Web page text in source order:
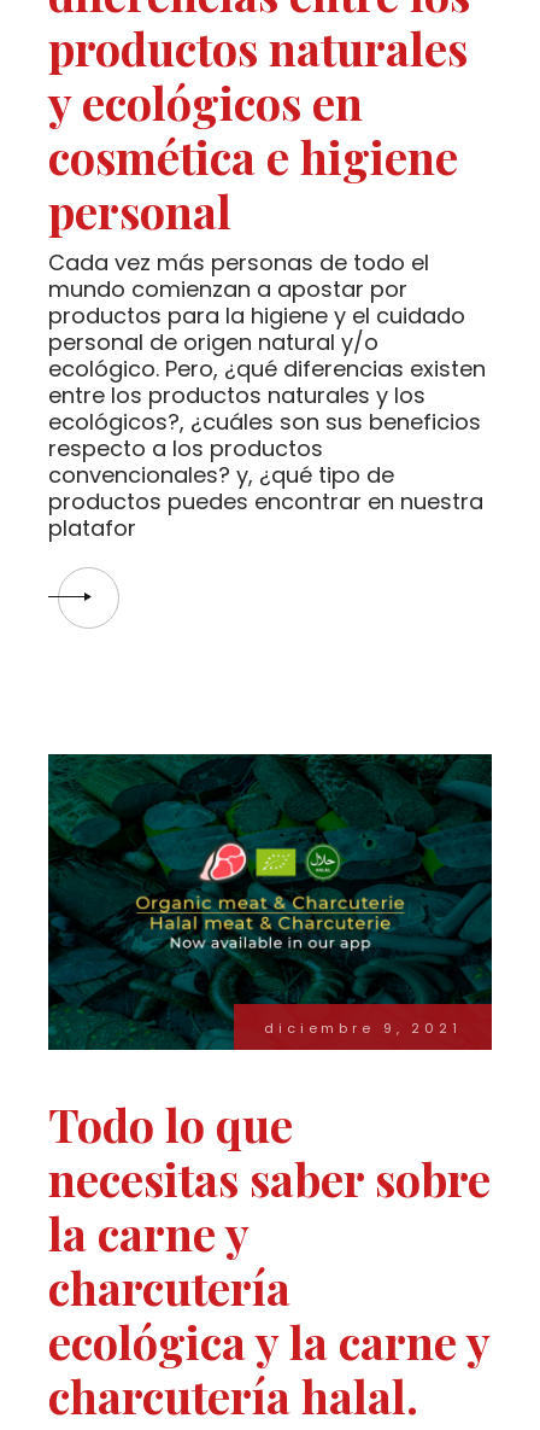
productos naturales
y ecológicos en
cosmética e higiene
personal
Cada vez más personas de todo el
mundo comienzan a apostar por
productos para la higiene y el cuidado
personal de origen natural y/o
ecológico. Pero, ¿qué diferencias existen
entre los productos naturales y los
ecológicos?, ¿cuáles son sus beneficios
respecto a los productos
convencionales? y, ¿qué tipo de
productos puedes encontrar en nuestra
platafor
diciembre 9, 2021
Todo lo que
necesitas saber sobre
la carne y
charcutería
ecológica y la carne y
charcutería halal.